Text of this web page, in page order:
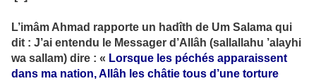
L’imâm Ahmad rapporte un hadîth de Um Salama qui
dit : J’ai entendu le Messager d’Allâh (sallallahu ’alayhi
wa sallam) dire : « Lorsque les péchés apparaissent
dans ma nation, Allâh les châtie tous d’une torture